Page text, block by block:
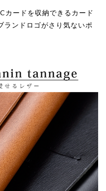
カードを収納できるカード
ランドロゴがさり気ないポ